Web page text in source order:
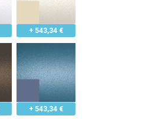
+ 543,34 €
+ 543,34 €